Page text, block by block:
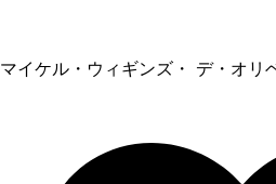
マイケル・ウィギンズ・ デ・オリ